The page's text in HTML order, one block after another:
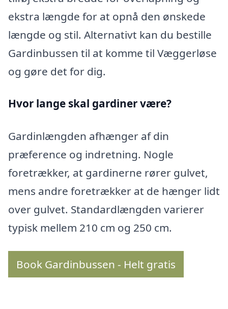
ekstra længde for at opnå den ønskede
længde og stil. Alternativt kan du bestille
Gardinbussen til at komme til Væggerløse
og gøre det for dig.
Hvor lange skal gardiner være?
Gardinlængden afhænger af din
præference og indretning. Nogle
foretrækker, at gardinerne rører gulvet,
mens andre foretrækker at de hænger lidt
over gulvet. Standardlængden varierer
typisk mellem 210 cm og 250 cm.
Book Gardinbussen - Helt gratis